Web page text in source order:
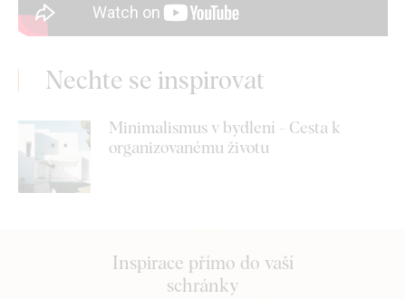
Nechte se inspirovat
Minimalismus v bydlení - Cesta k
organizovanému životu
Inspirace přímo do vaší
schránky